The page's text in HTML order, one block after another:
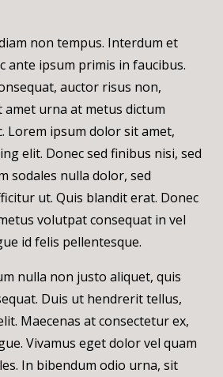
non tempus. Interdum et
ante ipsum primis in faucibus.
auctor risus non,
amet urna at metus dictum
Lorem ipsum dolor sit amet,
elit. Donec sed finibus nisi, sed
sodales nulla dolor, sed
ut. Quis blandit erat. Donec
volutpat consequat in vel
id felis pellentesque.
nulla non justo aliquet, quis
Duis ut hendrerit tellus,
Maecenas at consectetur ex,
Vivamus eget dolor vel quam
In bibendum odio urna, sit